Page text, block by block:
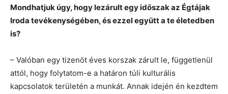
Mondhatjuk úgy, hogy lezárult egy időszak az Égtájak
Iroda tevékenységében, és ezzel együtt a te életedben
is?
– Valóban egy tizenöt éves korszak zárult le, függetlenül
attól, hogy folytatom-e a határon túli kulturális
kapcsolatok területén a munkát. Annak idején én kezdtem